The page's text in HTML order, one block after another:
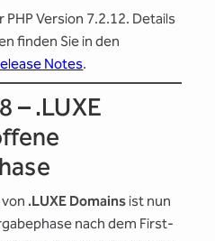
Version 7.2.12. Details
finden Sie in den
Notes.
– .LUXE
.LUXE Domains ist nun
nach dem First-